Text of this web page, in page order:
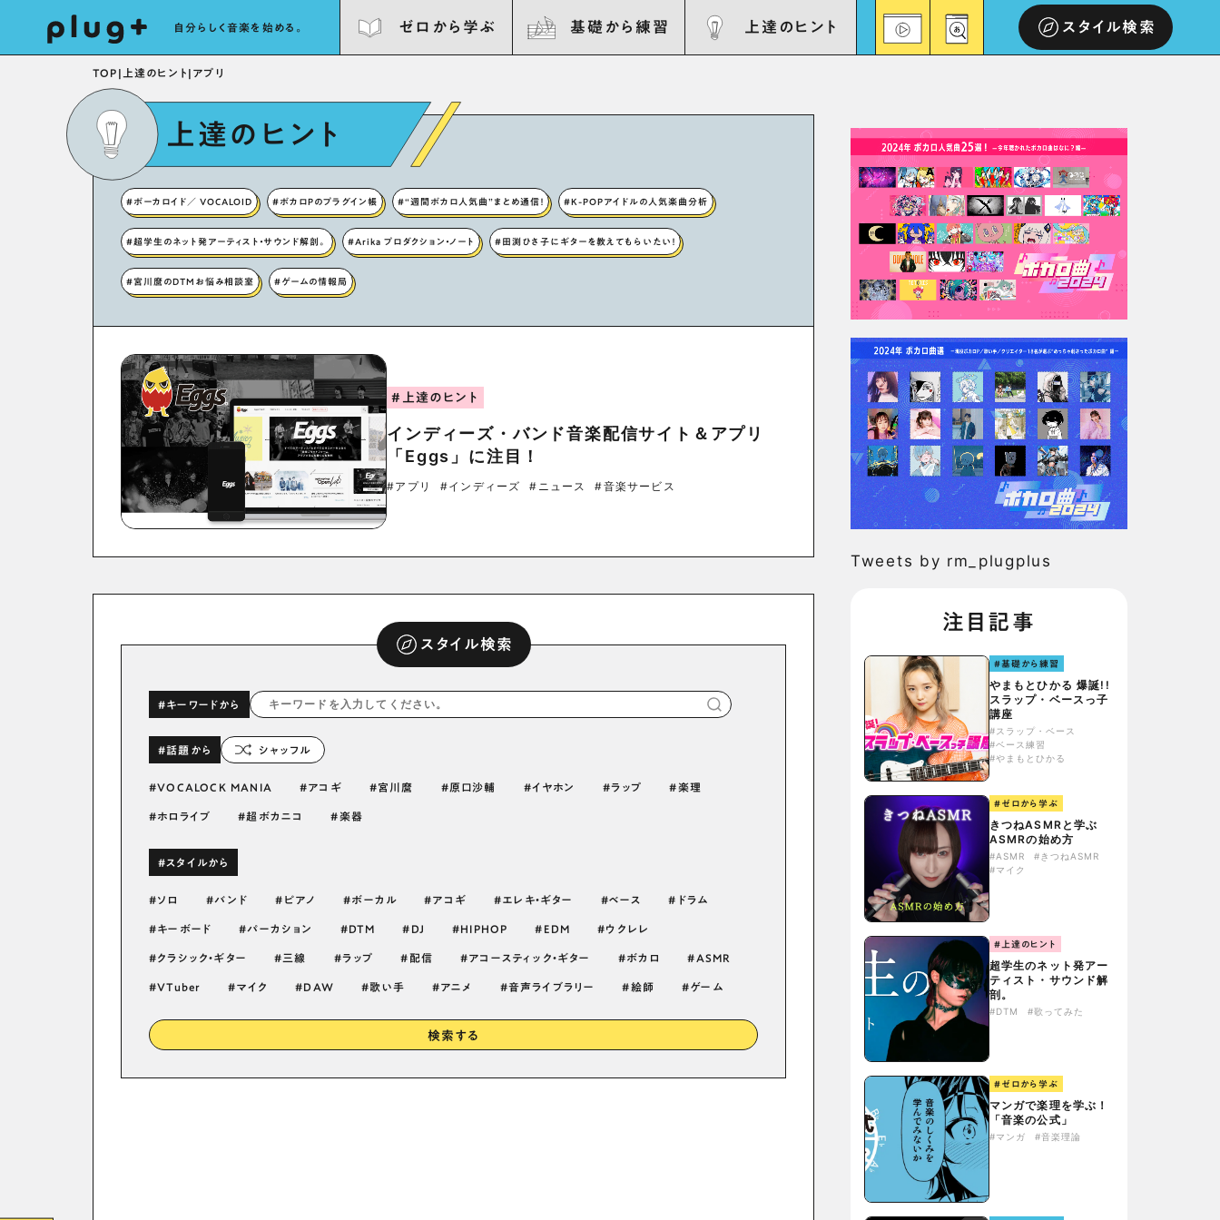
自分らしく音楽を始める。 ゼロから学ぶ 基礎から練習 上達のヒント スタイル検索
TOP | 上達のヒント | アプリ
上達のヒント
#ボーカロイド／ VOCALOID #ボカロPのプラグイン帳 #“週間ボカロ人気曲”まとめ通信！ #K-POPアイドルの人気楽曲分析
#超学生のネット発アーティスト・サウンド解剖。 #Arika プロダクション・ノート #田渕ひさ子にギターを教えてもらいたい！
#宮川麿のDTMお悩み相談室 #ゲームの情報局
#上達のヒント
インディーズ・バンド⾳楽配信サイト＆アプリ
「Eggs」に注目！
#アプリ #インディーズ #ニュース #音楽サービス
スタイル検索
#キーワードから
#話題から シャッフル
VOCALOCK MANIA アコギ 宮川麿 原口沙輔 イヤホン ラップ 楽理
ホロライブ 超ボカニコ 楽器
#スタイルから
ソロ バンド ピアノ ボーカル アコギ エレキ・ギター ベース ドラム
キーボード パーカション DTM DJ HIPHOP EDM ウクレレ
クラシック・ギター 三線 ラップ 配信 アコースティック・ギター ボカロ ASMR
VTuber マイク DAW 歌い手 アニメ 音声ライブラリー 絵師 ゲーム
検索する
Tweets by rm_plugplus
注目記事
#基礎から練習
やまもとひかる 爆誕!!
スラップ・ベースっ子
講座
#スラップ・ベース
#ベース練習
#やまもとひかる
#ゼロから学ぶ
きつねASMRと学ぶ
ASMRの始め方
#ASMR
#きつねASMR
#マイク
#上達のヒント
超学生のネット発アー
ティスト・サウンド解
剖。
#DTM #歌ってみた
#ゼロから学ぶ
マンガで楽理を学ぶ！
「音楽の公式」
#マンガ #音楽理論